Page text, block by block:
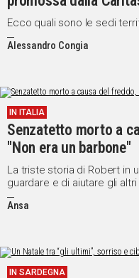
della città
Ecco quali sono le sedi
Alessandro Congia
IN ITALIA
Senzatetto morto a
"Non era un barbone"
La triste storia di Robert in
guardare e di aiutare gli altri
Ansa
IN SARDEGNA